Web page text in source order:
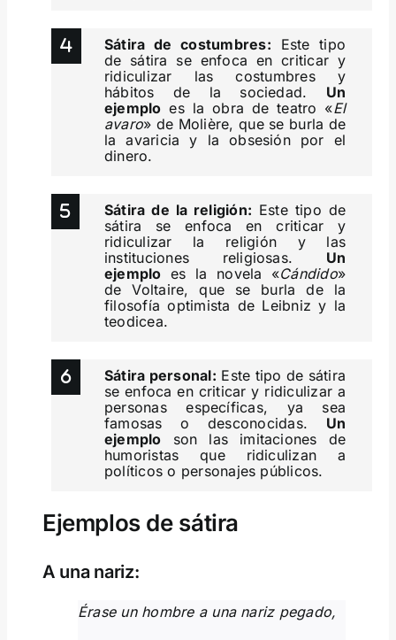
Sátira de costumbres: Este tipo
de sátira se enfoca en criticar y
ridiculizar las costumbres y
hábitos de la sociedad. Un
ejemplo es la obra de teatro «El
avaro» de Molière, que se burla de
la avaricia y la obsesión por el
dinero.
Sátira de la religión: Este tipo de
sátira se enfoca en criticar y
ridiculizar la religión y las
instituciones religiosas. Un
ejemplo es la novela «Cándido»
de Voltaire, que se burla de la
filosofía optimista de Leibniz y la
teodicea.
Sátira personal: Este tipo de sátira
se enfoca en criticar y ridiculizar a
personas específicas, ya sea
famosas o desconocidas. Un
ejemplo son las imitaciones de
humoristas que ridiculizan a
políticos o personajes públicos.
Ejemplos de sátira
A una nariz:
Érase un hombre a una nariz pegado,